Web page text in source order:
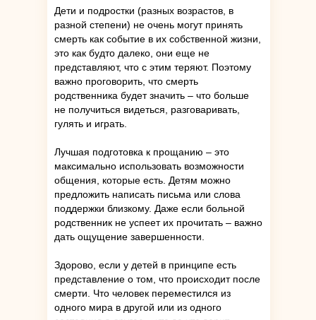
Дети и подростки (разных возрастов, в
разной степени) не очень могут принять
смерть как событие в их собственной жизни,
это как будто далеко, они еще не
представляют, что с этим теряют. Поэтому
важно проговорить, что смерть
родственника будет значить – что больше
не получиться видеться, разговаривать,
гулять и играть.
Лучшая подготовка к прощанию – это
максимально использовать возможности
общения, которые есть. Детям можно
предложить написать письма или слова
поддержки близкому. Даже если больной
родственник не успеет их прочитать – важно
дать ощущение завершенности.
Здорово, если у детей в принципе есть
представление о том, что происходит после
смерти. Что человек переместился из
одного мира в другой или из одного